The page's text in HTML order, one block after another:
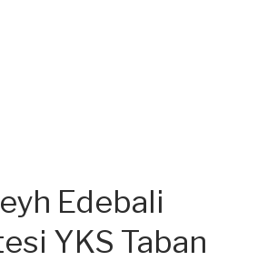
Edebali
YKS Taban